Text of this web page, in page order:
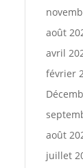
août
avril
février
août
juillet